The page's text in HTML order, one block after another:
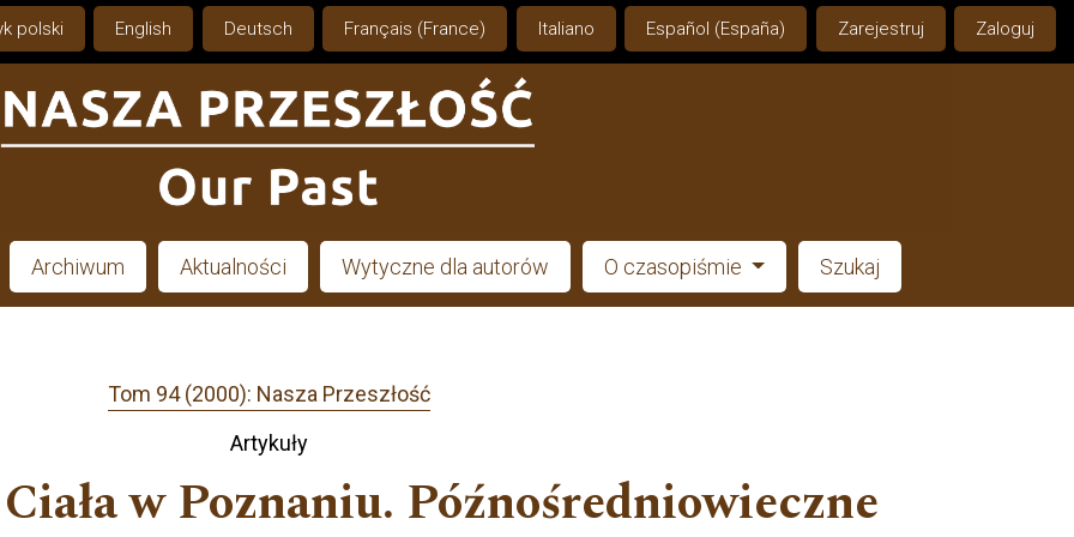
polski English Deutsch Français (France) Italiano Español (España) Zarejestruj Zaloguj
Archiwum Aktualności Wytyczne dla autorów O czasopiśmie Szukaj
Tom 94 (2000): Nasza Przeszłość
Artykuły
w Poznaniu. Późnośredniowieczne